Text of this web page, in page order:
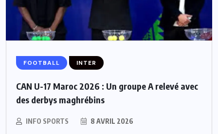
FOOTBALL INTER
CAN U-17 Maroc 2026 : Un groupe A relevé avec
des derbys maghrébins
INFO SPORTS 8 AVRIL 2026